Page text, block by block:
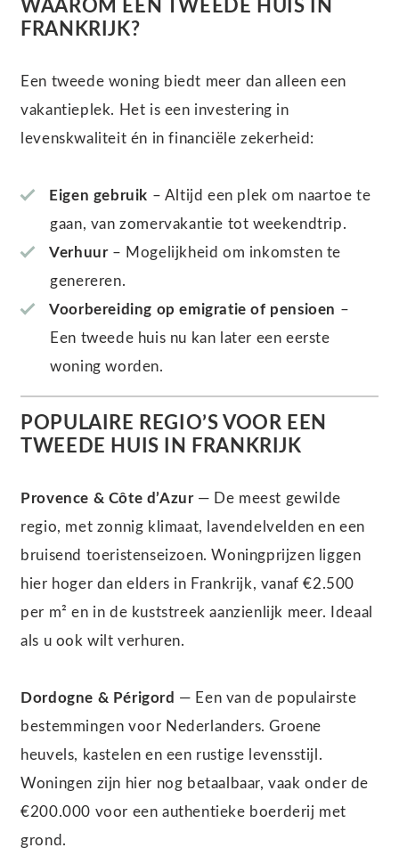
WAAROM EEN TWEEDE HUIS IN
FRANKRIJK?
Een tweede woning biedt meer dan alleen een
vakantieplek. Het is een investering in
levenskwaliteit én in financiële zekerheid:
Eigen gebruik – Altijd een plek om naartoe te
gaan, van zomervakantie tot weekendtrip.
Verhuur– Mogelijkheid om inkomsten te
genereren.
Voorbereiding op emigratie of pensioen –
Een tweede huis nu kan later een eerste
woning worden.
POPULAIRE REGIO’S VOOR EEN
TWEEDE HUIS IN FRANKRIJK
Provence & Côte d’Azur— De meest gewilde
regio, met zonnig klimaat, lavendelvelden en een
bruisend toeristenseizoen. Woningprijzen liggen
hier hoger dan elders in Frankrijk, vanaf €2.500
per m² en in de kuststreek aanzienlijk meer. Ideaal
als u ook wilt verhuren.
Dordogne & Périgord — Een van de populairste
bestemmingen voor Nederlanders. Groene
heuvels, kastelen en een rustige levensstijl.
Woningen zijn hier nog betaalbaar, vaak onder de
€200.000 voor een authentieke boerderij met
grond.